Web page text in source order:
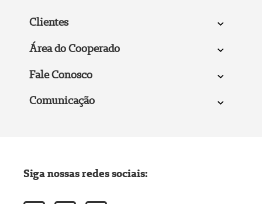
Clientes
Área do Cooperado
Fale Conosco
Comunicação
Siga nossas redes sociais: